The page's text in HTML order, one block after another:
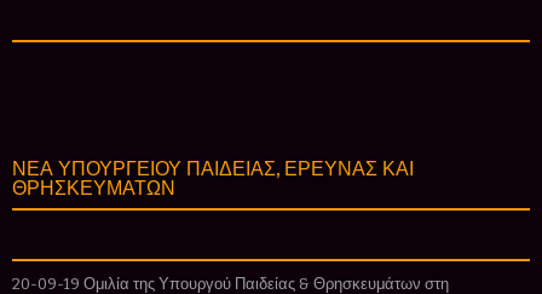
ΝΕΑ ΥΠΟΥΡΓΕΙΟΥ ΠΑΙΔΕΙΑΣ, ΕΡΕΥΝΑΣ ΚΑΙ
ΘΡΗΣΚΕΥΜΑΤΩΝ
20-09-19 Ομιλία της Υπουργού Παιδείας & Θρησκευμάτων στη